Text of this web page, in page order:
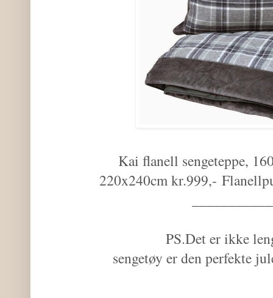
Kai flanell sengeteppe,
220x240cm kr.999,-
PS.Det er ikke
sengetøy er den perfekte